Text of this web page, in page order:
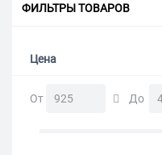
ФИЛЬТРЫ ТОВАРОВ
Цена
От До